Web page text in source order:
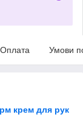
Оплата Умови
крем для рук